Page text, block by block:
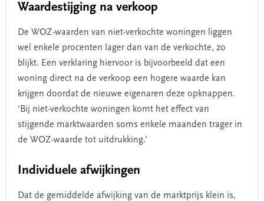
Waardestijging na verkoop
De WOZ-waarden van niet-verkochte woningen liggen
wel enkele procenten lager dan van de verkochte, zo
blijkt. Een verklaring hiervoor is bijvoorbeeld dat een
woning direct na de verkoop een hogere waarde kan
krijgen doordat de nieuwe eigenaren deze opknappen.
‘Bij niet-verkochte woningen komt het effect van
stijgende marktwaarden soms enkele maanden trager in
de WOZ-waarde tot uitdrukking.’
Individuele afwijkingen
Dat de gemiddelde afwijking van de marktprijs klein is,